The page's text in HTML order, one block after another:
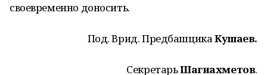
своевременно доносить.
Под. Врид. ПредбашцикаКушаев.
СекретарьШагиахметов.